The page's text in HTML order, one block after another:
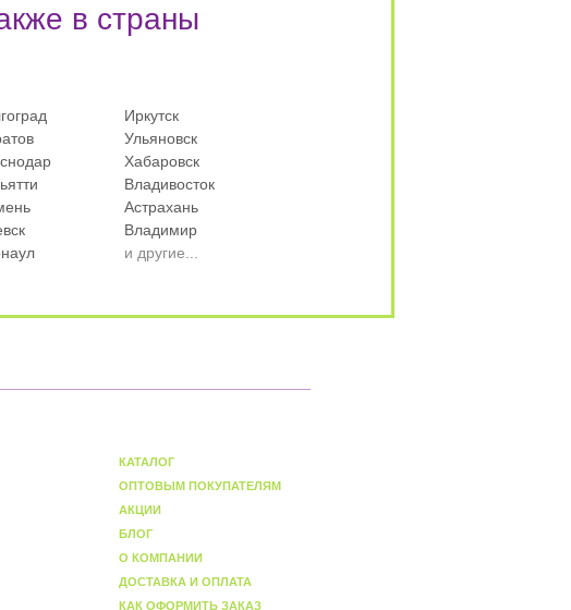
в страны
Иркутск
Ульяновск
Хабаровск
Владивосток
Астрахань
Владимир
и другие...
КАТАЛОГ
ОПТОВЫМ ПОКУПАТЕЛЯМ
АКЦИИ
БЛОГ
О КОМПАНИИ
ДОСТАВКА И ОПЛАТА
КАК ОФОРМИТЬ ЗАКАЗ